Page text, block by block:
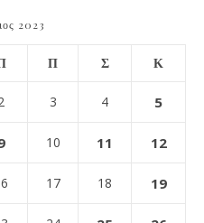
2023
Π Σ Κ
3 4 5
10 11 12
17 18 19